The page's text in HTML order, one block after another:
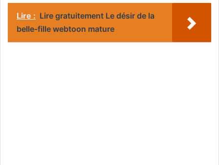
Lire : Lire gratuitement Le désir de la
belle-fille webtoon mature